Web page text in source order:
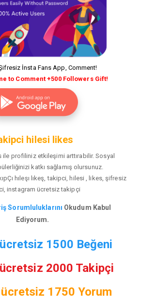
İnsta Fans App, Comment!
to Comment +500 Followers Gift!
hilesi likes
profiliniz etkileşimi arttırabilir. Sosyal
katkı sağlamış olursunuz.
hıleşı lıkeş, takipci, hilesi , likes, şifresiz
instagram ücretsiz takipçi
Sorumluluklarını Okudum Kabul
Ediyorum.
ücretsiz 1500 Beğeni
ücretsiz 2000 Takipçi
ücretsiz 1750 Yorum